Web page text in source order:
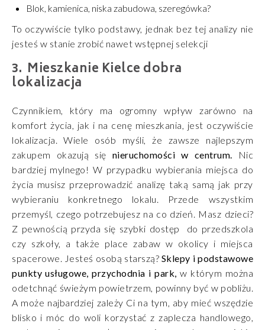
Blok, kamienica, niska zabudowa, szeregówka?
To oczywiście tylko podstawy, jednak bez tej analizy nie
jesteś w stanie zrobić nawet wstępnej selekcji
Mieszkanie Kielce dobra
lokalizacja
Czynnikiem, który ma ogromny wpływ zarówno na
komfort życia, jak i na cenę mieszkania, jest oczywiście
lokalizacja. Wiele osób myśli, że zawsze najlepszym
zakupem okazują się nieruchomości w centrum.
Nic
bardziej mylnego! W przypadku wybierania miejsca do
życia musisz przeprowadzić analizę taką samą jak przy
wybieraniu konkretnego lokalu. Przede wszystkim
przemyśl, czego potrzebujesz na co dzień. Masz dzieci?
Z pewnością przyda się szybki dostęp do przedszkola
czy szkoły, a także place zabaw w okolicy i miejsca
spacerowe. Jesteś osobą starszą? Sklepy i podstawowe
punkty usługowe, przychodnia i park, w którym można
odetchnąć świeżym powietrzem, powinny być w pobliżu.
A może najbardziej zależy Ci na tym, aby mieć wszędzie
blisko i móc do woli korzystać z zaplecza handlowego,